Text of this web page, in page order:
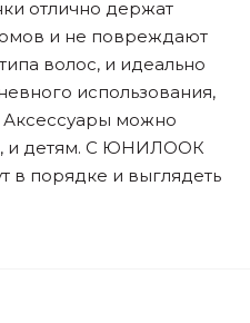
отлично держат
и не повреждают
волос, и идеально
использования,
Аксессуары можно
и детям. С ЮНИЛООК
в порядке и выглядеть